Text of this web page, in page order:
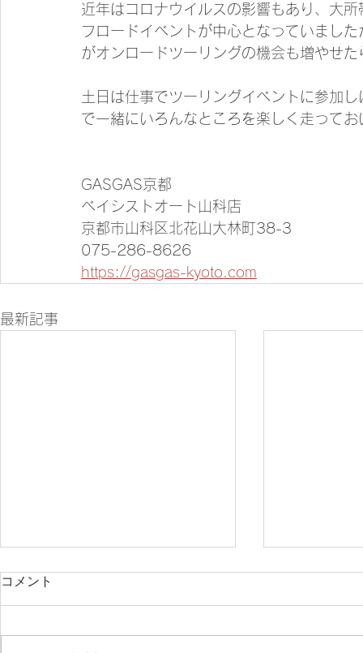
近年はコロナウイルスの影響もあり、大
フロードイベントが中心となっていまし
がオンロードツーリングの機会も増やせ
土日は仕事でツーリングイベントに参加
で一緒にいろんなところを楽しく走って
GASGAS京都
ベイシストオート山科店
京都市山科区北花山大林町38-3
075-286-8626
https://gasgas-kyoto.com
最新記事
コメント